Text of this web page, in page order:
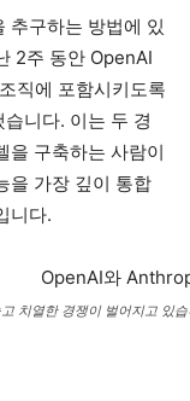
추구하는 방법에 있
2주 동안 OpenAI
직에 포함시키도록
니다. 이는 두 경
을 구축하는 사람이
을 가장 깊이 통합
니다.
치열한 경쟁이 벌어지고 있